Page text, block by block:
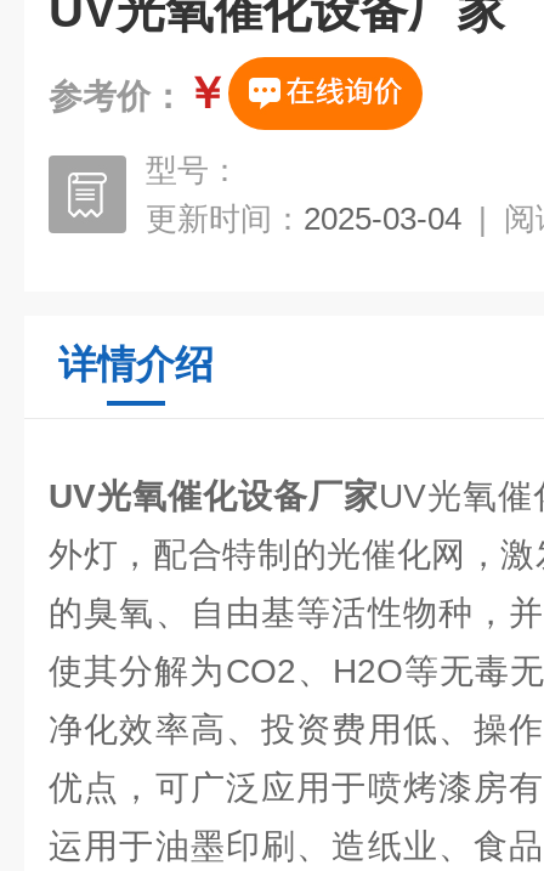
参考价： ￥
型号：
更新时间： 2025-03-04 | 阅
详情介绍
UV光氧催化设备厂家UV光氧
外灯，配合特制的光催化网，
的臭氧、自由基等活性物种，
使其分解为CO2、H2O等无毒
净化效率高、投资费用低、操
优点，可广泛应用于喷烤漆房
运用于油墨印刷、造纸业、食